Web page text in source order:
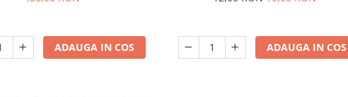
ADAUGA IN COS ADAUGA IN COS